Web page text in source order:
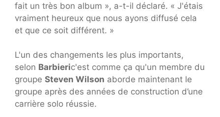
fait un très bon album », a-t-il déclaré. « J'étais
vraiment heureux que nous ayons diffusé cela
et que ce soit différent. »
L'un des changements les plus importants,
selon Barbieric'est comme ça qu'un membre du
groupe Steven Wilson aborde maintenant le
groupe après des années de construction d’une
carrière solo réussie.